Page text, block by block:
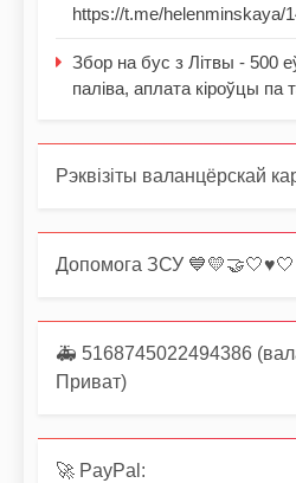
https://t.me/helenminskaya/
Збор на бус з Літвы - 500
паліва, аплата кіроўцы па
Рэквізіты валанцёрскай
Допомога ЗСУ 💙💛🤝🤍♥️🤍
🚑 5168745022494386
Приват)
🚀 PayPal: